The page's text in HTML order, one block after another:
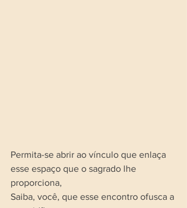
Permita-se abrir ao vínculo que enlaça
esse espaço que o sagrado lhe
proporciona,
Saiba, você, que esse encontro ofusca a